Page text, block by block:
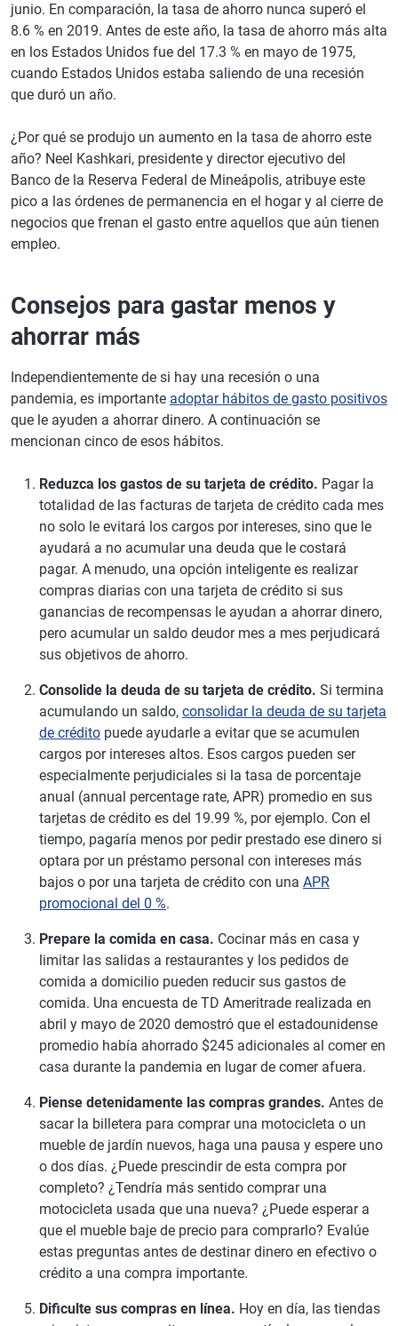
junio. En comparación, la tasa de ahorro nunca superó el
8.6 % en 2019. Antes de este año, la tasa de ahorro más alta
en los Estados Unidos fue del 17.3 % en mayo de 1975,
cuando Estados Unidos estaba saliendo de una recesión
que duró un año.
¿Por qué se produjo un aumento en la tasa de ahorro este
año? Neel Kashkari, presidente y director ejecutivo del
Banco de la Reserva Federal de Mineápolis, atribuye este
pico a las órdenes de permanencia en el hogar y al cierre de
negocios que frenan el gasto entre aquellos que aún tienen
empleo.
Consejos para gastar menos y
ahorrar más
Independientemente de si hay una recesión o una
pandemia, es importante adoptar hábitos de gasto positivos
que le ayuden a ahorrar dinero. A continuación se
mencionan cinco de esos hábitos.
Reduzca los gastos de su tarjeta de crédito. Pagar la
totalidad de las facturas de tarjeta de crédito cada mes
no solo le evitará los cargos por intereses, sino que le
ayudará a no acumular una deuda que le costará
pagar. A menudo, una opción inteligente es realizar
compras diarias con una tarjeta de crédito si sus
ganancias de recompensas le ayudan a ahorrar dinero,
pero acumular un saldo deudor mes a mes perjudicará
sus objetivos de ahorro.
Consolide la deuda de su tarjeta de crédito. Si termina
acumulando un saldo, consolidar la deuda de su tarjeta
de crédito puede ayudarle a evitar que se acumulen
cargos por intereses altos. Esos cargos pueden ser
especialmente perjudiciales si la tasa de porcentaje
anual (annual percentage rate, APR) promedio en sus
tarjetas de crédito es del 19.99 %, por ejemplo. Con el
tiempo, pagaría menos por pedir prestado ese dinero si
optara por un préstamo personal con intereses más
bajos o por una tarjeta de crédito con una APR
promocional del 0 %.
Prepare la comida en casa. Cocinar más en casa y
limitar las salidas a restaurantes y los pedidos de
comida a domicilio pueden reducir sus gastos de
comida. Una encuesta de TD Ameritrade realizada en
abril y mayo de 2020 demostró que el estadounidense
promedio había ahorrado $245 adicionales al comer en
casa durante la pandemia en lugar de comer afuera.
Piense detenidamente las compras grandes. Antes de
sacar la billetera para comprar una motocicleta o un
mueble de jardín nuevos, haga una pausa y espere uno
o dos días. ¿Puede prescindir de esta compra por
completo? ¿Tendría más sentido comprar una
motocicleta usada que una nueva? ¿Puede esperar a
que el mueble baje de precio para comprarlo? Evalúe
estas preguntas antes de destinar dinero en efectivo o
crédito a una compra importante.
Dificulte sus compras en línea. Hoy en día, las tiendas